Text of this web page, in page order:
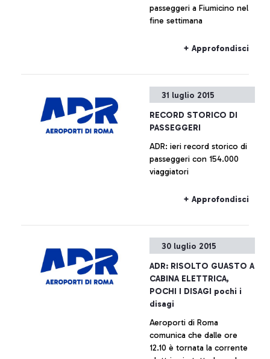
passeggeri a Fiumicino nel
fine settimana
+ Approfondisci
31 luglio 2015
RECORD STORICO DI
PASSEGGERI
ADR: ieri record storico di
passeggeri con 154.000
viaggiatori
+ Approfondisci
30 luglio 2015
ADR: RISOLTO GUASTO A
CABINA ELETTRICA,
POCHI I DISAGI pochi i
disagi
Aeroporti di Roma
comunica che dalle ore
12.10 è tornata la corrente